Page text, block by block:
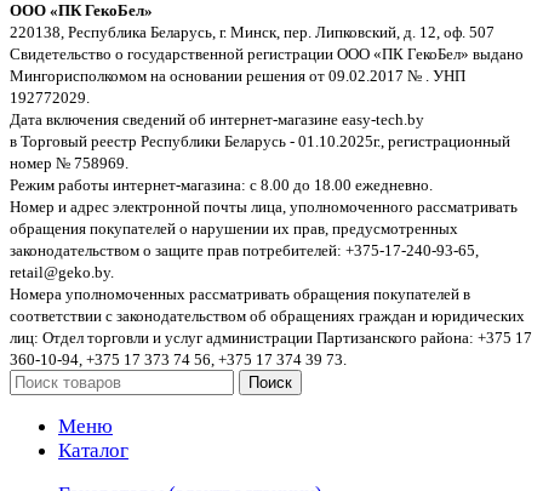
ООО «ПК ГекоБел»
220138, Республика Беларусь, г. Минск, пер. Липковский, д. 12, оф. 507
Свидетельство о государственной регистрации ООО «ПК ГекоБел» выдано
Мингорисполкомом на основании решения от 09.02.2017 № . УНП
192772029.
Дата включения сведений об интернет-магазине easy-tech.by
в Торговый реестр Республики Беларусь - 01.10.2025г., регистрационный
номер № 758969.
Режим работы интернет-магазина: с 8.00 до 18.00 ежедневно.
Номер и адрес электронной почты лица, уполномоченного рассматривать
обращения покупателей о нарушении их прав, предусмотренных
законодательством о защите прав потребителей: +375-17-240-93-65,
retail@geko.by.
Номера уполномоченных рассматривать обращения покупателей в
соответствии с законодательством об обращениях граждан и юридических
лиц: Отдел торговли и услуг администрации Партизанского района: +375 17
360-10-94, +375 17 373 74 56, +375 17 374 39 73.
Поиск
Меню
Каталог